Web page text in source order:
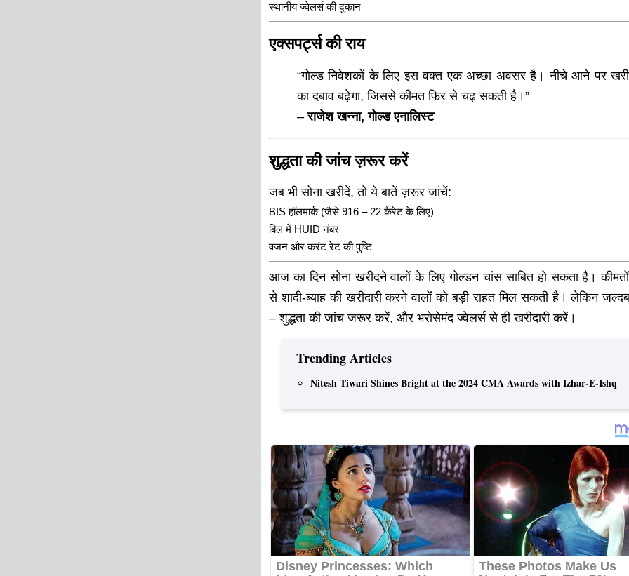
स्थानीय ज्वेलर्स की दुकान
एक्सपर्ट्स की राय
“गोल्ड निवेशकों के लिए इस वक्त एक अच्छा अवसर है। नीचे आने पर
का दबाव बढ़ेगा, जिससे कीमत फिर से चढ़ सकती है।”
–राजेश खन्ना, गोल्ड एनालिस्ट
शुद्धता की जांच ज़रूर करें
जब भी सोना खरीदें, तो ये बातें ज़रूर जांचें:
BIS हॉलमार्क (जैसे 916 – 22 कैरेट के लिए)
बिल में HUID नंबर
वजन और करंट रेट की पुष्टि
आज का दिन सोना खरीदने वालों के लिए गोल्डन चांस साबित हो सकता है। कीमतों
से शादी-ब्याह की खरीदारी करने वालों को बड़ी राहत मिल सकती है। लेकिन
– शुद्धता की जांच जरूर करें, और भरोसेमंद ज्वेलर्स से ही खरीदारी करें।
Trending Articles
Nitesh Tiwari Shines Bright at the 2024 CMA Awards with Izhar-E-Ishq